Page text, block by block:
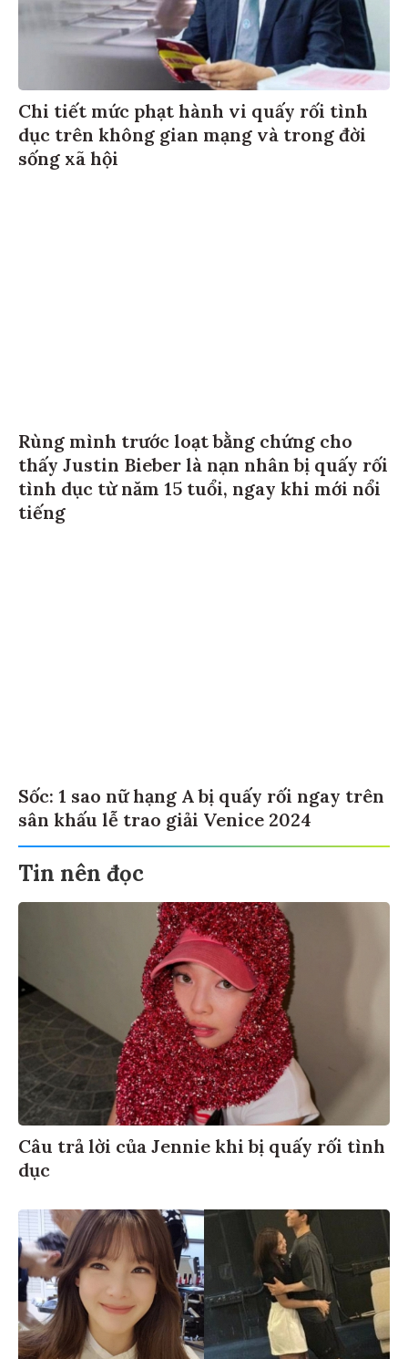
Chi tiết mức phạt hành vi quấy rối tình
dục trên không gian mạng và trong đời
sống xã hội
Rùng mình trước loạt bằng chứng cho
thấy Justin Bieber là nạn nhân bị quấy rối
tình dục từ năm 15 tuổi, ngay khi mới nổi
tiếng
Sốc: 1 sao nữ hạng A bị quấy rối ngay trên
sân khấu lễ trao giải Venice 2024
Tin nên đọc
Câu trả lời của Jennie khi bị quấy rối tình
dục